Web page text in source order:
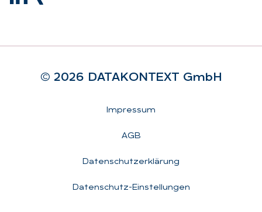
© 2026 DA­TA­KON­TEXT GmbH
Impressum
AGB
Datenschutzerklärung
Datenschutz-Einstellungen